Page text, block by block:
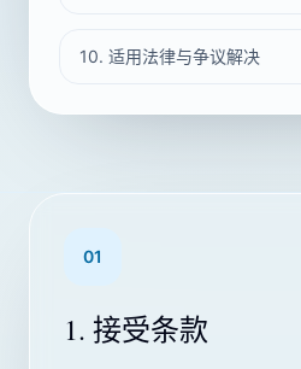
10. 适用法律与争议解决
01
1. 接受条款